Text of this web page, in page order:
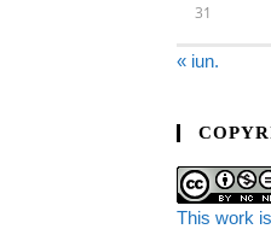
31
« iun.
This work